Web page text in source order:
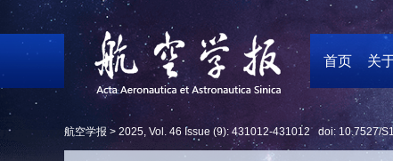
首页 关
航空学报 > 2025, Vol. 46 Issue (9): 431012-431012 doi:10.7527/